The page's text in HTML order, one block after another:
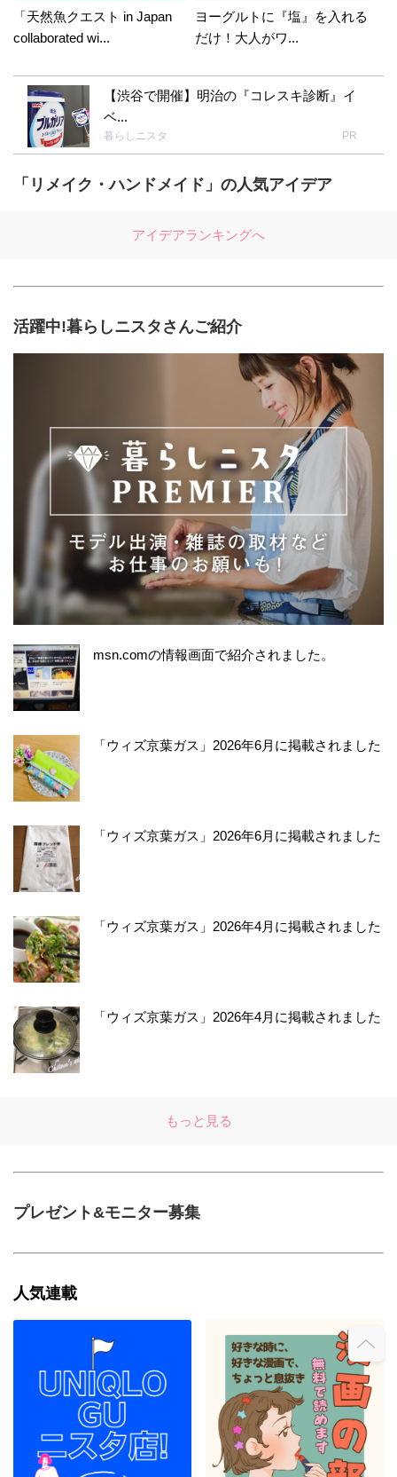
「天然魚クエスト in Japan
collaborated wi...
ヨーグルトに『塩』を入れる
だけ！大人がワ...
【渋谷で開催】明治の『コレスキ診断』イ
ベ...
暮らしニスタ PR
「リメイク・ハンドメイド」の人気アイデア
アイデアランキングへ
活躍中!暮らしニスタさんご紹介
msn.comの情報画面で紹介されました。
「ウィズ京葉ガス」2026年6月に掲載されました
「ウィズ京葉ガス」2026年6月に掲載されました
「ウィズ京葉ガス」2026年4月に掲載されました
「ウィズ京葉ガス」2026年4月に掲載されました
もっと見る
プレゼント&モニター募集
人気連載